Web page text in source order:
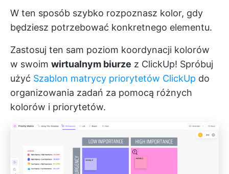
W ten sposób szybko rozpoznasz kolor, gdy
będziesz potrzebować konkretnego elementu.
Zastosuj ten sam poziom koordynacji kolorów
w swoim wirtualnym biurze z ClickUp! Spróbuj
użyć Szablon matrycy priorytetów ClickUp do
organizowania zadań za pomocą różnych
kolorów i priorytetów.